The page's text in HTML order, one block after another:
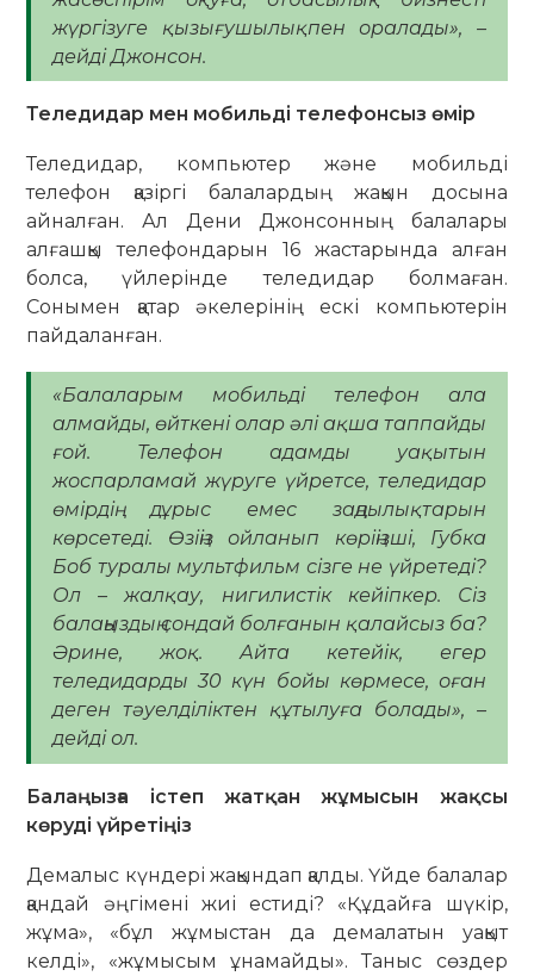
жүргізуге қызығушылықпен оралады», –
дейді Джонсон.
Теледидар мен мобильді телефонсыз өмір
Теледидар, компьютер және мобильді
телефон қазіргі балалардың жақын досына
айналған. Ал Дени Джонсонның балалары
алғашқы телефондарын 16 жастарында алған
болса, үйлерінде теледидар болмаған.
Сонымен қатар әкелерінің ескі компьютерін
пайдаланған.
«Балаларым мобильді телефон ала
алмайды, өйткені олар әлі ақша таппайды
ғой. Телефон адамды уақытын
жоспарламай жүруге үйретсе, теледидар
өмірдің дұрыс емес заңдылықтарын
көрсетеді. Өзіңіз ойланып көріңізші, Губка
Боб туралы мультфильм сізге не үйретеді?
Ол – жалқау, нигилистік кейіпкер. Сіз
балаңыздың сондай болғанын қалайсыз ба?
Әрине, жоқ. Айта кетейік, егер
теледидарды 30 күн бойы көрмесе, оған
деген тәуелділіктен құтылуға болады», –
дейді ол.
Балаңызға істеп жатқан жұмысын жақсы
көруді үйретіңіз
Демалыс күндері жақындап қалды. Үйде балалар
қандай әңгімені жиі естиді? «Құдайға шүкір,
жұма», «бұл жұмыстан да демалатын уақыт
келді», «жұмысым ұнамайды». Таныс сөздер